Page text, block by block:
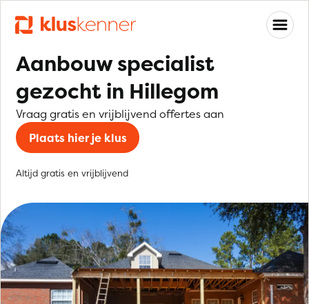
Aanbouw specialist
gezocht in Hillegom
Vraag gratis en vrijblijvend offertes aan
Plaats hier je klus
Altijd gratis en vrijblijvend